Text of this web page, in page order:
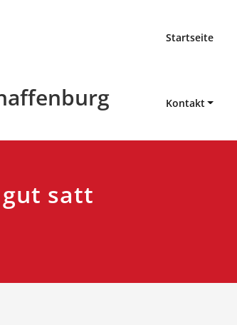
Startseite
Kontakt
gut satt